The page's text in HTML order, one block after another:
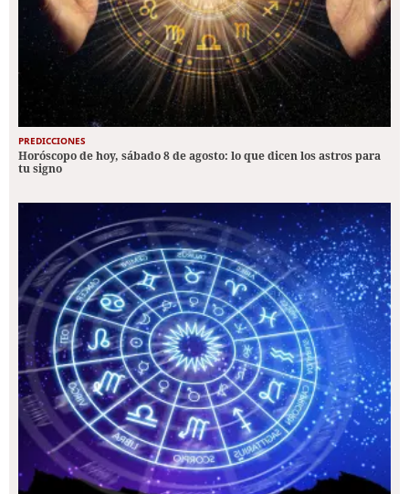
PREDICCIONES
Horóscopo de hoy, sábado 8 de agosto: lo que dicen los astros para
tu signo